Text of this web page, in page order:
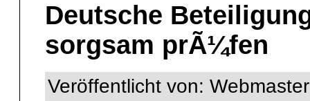
Deutsche
sorgsam prÃ¼fen
Veröffentlicht von: